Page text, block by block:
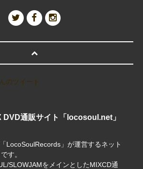
のツイート
DVD通販サイト「locosoul.net」
LocoSoulRecords」が運営するネット
す。
SLOWJAMをメインとしたMIXCD通